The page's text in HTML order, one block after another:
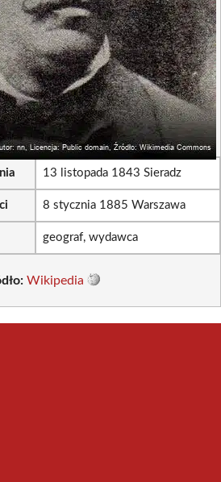
13 listopada 1843 Sieradz
8 stycznia 1885 Warszawa
geograf, wydawca
Wikipedia